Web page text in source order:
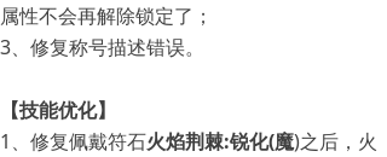
属性不会再解除锁定了；
3、修复称号描述错误。
【技能优化】
1、修复佩戴符石火焰荆棘:锐化(魔)之后，火